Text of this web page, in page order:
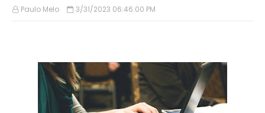
Paulo Melo 3/31/2023 06:46:00 PM